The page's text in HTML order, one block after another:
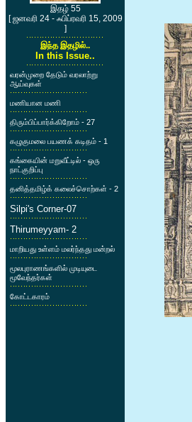
இதழ் 55
[ ஜனவரி 24 - ஃபிப்ரவரி 15, 2009
]
இந்த இதழில்..
In this Issue..
வரன்முறை தேடும் வரலாற்று
ஆய்வுகள்
மணியான மணி
திரும்பிப்பார்க்கிறோம் - 27
கழுகுமலை பயணக் கடிதம் - 1
கங்கையின் மறுவீட்டில் - ஒரு
நாட்குறிப்பு
தனித்தமிழ்க் கலைச்சொற்கள் - 2
Silpi's Corner-07
Thirumeyyam- 2
மாறியது உள்ளம் மலர்ந்தது மன்றல்
மூலபுராணங்களில் முடியுடை
மூவேந்தர்கள்
கோட்டகாரம்